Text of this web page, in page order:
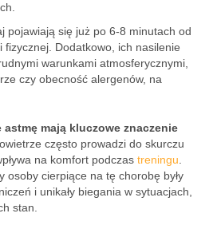
pojawiają się już po 6-8 minutach od
fizycznej. Dodatkowo, ich nasilenie
warunkami atmosferycznymi,
czy obecność alergenów, na
mają kluczowe znaczenie
często prowadzi do skurczu
na komfort podczas treningu
osoby cierpiące na tę chorobę były
i unikały biegania w sytuacjach,
stan.